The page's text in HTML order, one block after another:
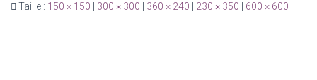
Taille : 150 × 150 300 × 300 360 × 240 230 × 350 600 × 600